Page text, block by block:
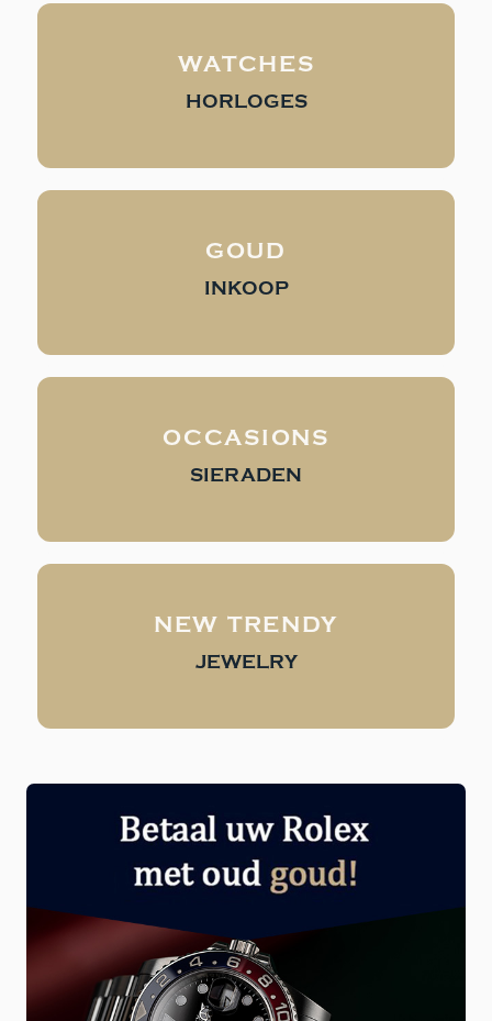
WATCHES
HORLOGES
GOUD
INKOOP
OCCASIONS
SIERADEN
NEW TRENDY
JEWELRY